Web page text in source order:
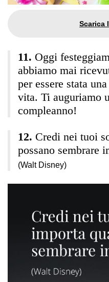
Oggi
abbiamo mai
per essere stata
vita. Ti auguriamo
compleanno!
Credi nei tuoi
possano sembrare
(Walt Disney)